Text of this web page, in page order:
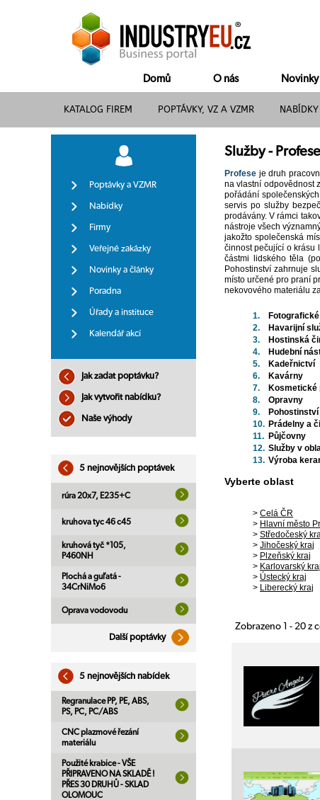
Domů O nás Novinky
KATALOG FIREM POPTÁVKY, VZ A VZMR NABÍDKY
Poptávky a VZMR
Nabídky
Firmy
Veřejné zakázky
Novinky a články
Poradna
Úřady a instituce
Kalendář akcí
Jak zadat poptávku?
Jak vytvořit nabídku?
Naše výhody
5 nejnovějších poptávek
rúra 20x7, E235+C
kruhova tyc 46 c45
kruhová tyč *105,
P460NH
Plochá a guľatá -
34CrNiMo6
Oprava vodovodu
Další poptávky
5 nejnovějších nabídek
Regranulace PP, PE, ABS,
PS, PC, PC/ABS
CNC plazmové řezání
materiálu
Použité krabice - VŠE
PŘIPRAVENO NA SKLADĚ !
PŘES 30 DRUHŮ - SKLAD
OLOMOUC
Služby -
Profese je druh
na vlastní odpovědnost
pořádání
servis po služby
prodávány. V rámci
nástroje všech
jakožto společenská
činnost pečující o krásu
částmi lidského těla
Pohostinství zahrnuje
místo určené pro praní
nekovového materiálu
1.
2.
Havarijní
3.
Hostinská
4.
Hudební
5.
Kadeřnictví
6.
Kavárny
7.
8.
Opravny
9.
Pohostinství
10. Prádelny a
11. Půjčovny
12. Služby v
13. Výroba
Vyberte oblast
> Celá ČR
> Hlavní město
> Středočeský
> Jihočeský kraj
> Plzeňský kraj
> Karlovarský kraj
> Ústecký kraj
> Liberecký kraj
Zobrazeno 1 - 20 z